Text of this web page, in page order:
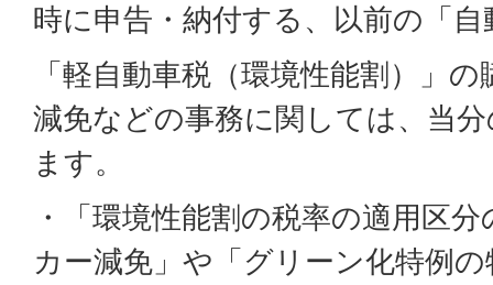
時に申告・納付する、以前の「
「軽自動車税（環境性能割）」
減免などの事務に関しては、当
ます。
・「環境性能割の税率の適用区
カー減免」や「グリーン化特例